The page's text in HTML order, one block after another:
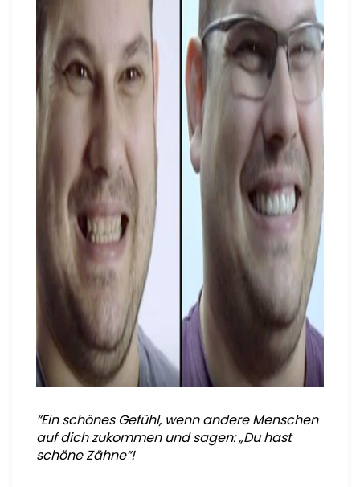
“Ein schönes Gefühl, wenn andere Menschen
auf dich zukommen und sagen: „Du hast
schöne Zähne“!